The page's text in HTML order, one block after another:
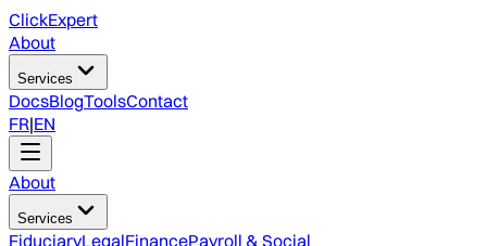
ClickExpert
About
Services
DocsBlogToolsContact
FR|EN
About
Services
FiduciaryLegalFinancePayroll & Social